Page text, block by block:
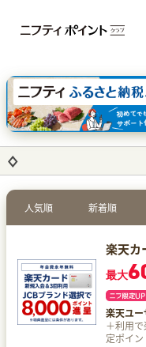
dカード GOLD 三井住友
【実質初月無料】DMM |
SBI証券 確定拠出年金（
人気順 新着順
楽天カ
最大
楽天ユー
＋利用
定ポイ